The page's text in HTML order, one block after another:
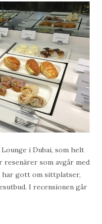
i Dubai, som helt
som avgår med
har gott om sittplatser,
I recensionen går